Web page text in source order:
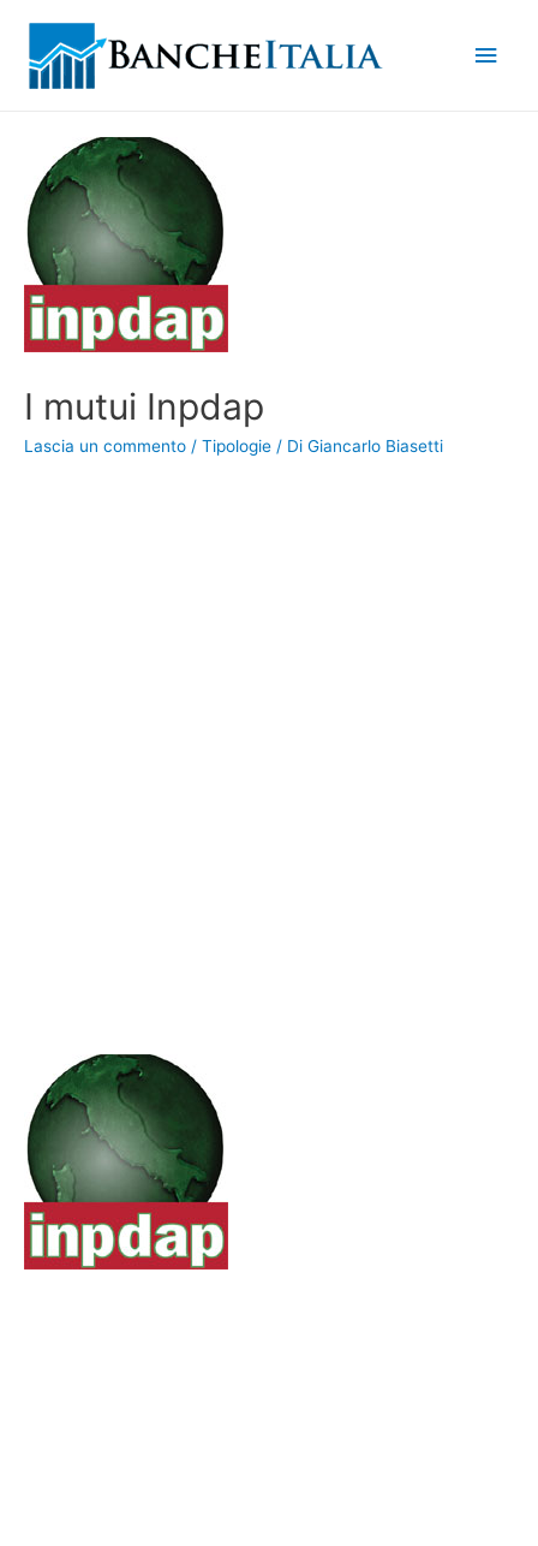
I mutui Inpdap
Lascia un commento / Tipologie / Di Giancarlo Biasetti